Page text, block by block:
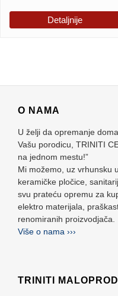
Detaljnije
O NAMA
U želji da opremanje
Vašu porodicu, TRINITI
na jednom mestu!”
Mi možemo, uz vrhunsku
keramičke pločice,
svu prateću opremu za
elektro materijala,
renomiranih proizvodjača.
Više o nama ›››
TRINITI